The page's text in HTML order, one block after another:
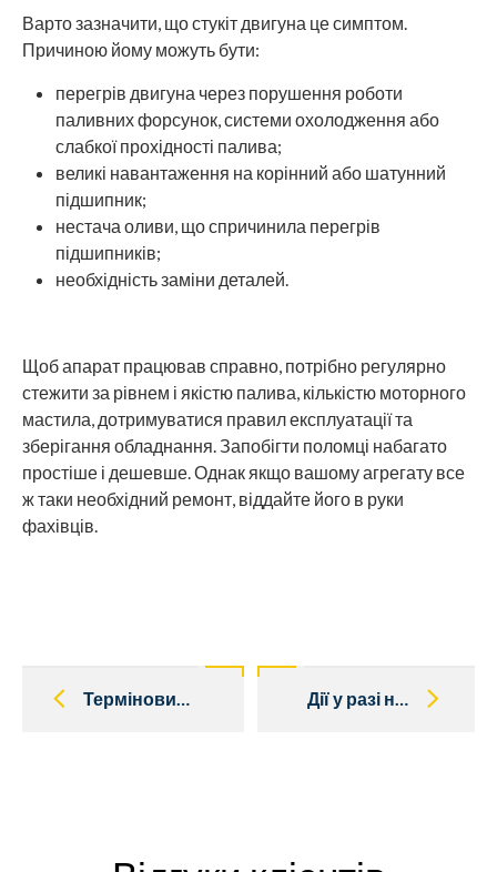
Варто зазначити, що стукіт двигуна це симптом.
Причиною йому можуть бути:
перегрів двигуна через порушення роботи
паливних форсунок, системи охолодження або
слабкої прохідності палива;
великі навантаження на корінний або шатунний
підшипник;
нестача оливи, що спричинила перегрів
підшипників;
необхідність заміни деталей.
Щоб апарат працював справно, потрібно регулярно
стежити за рівнем і якістю палива, кількістю моторного
мастила, дотримуватися правил експлуатації та
зберігання обладнання. Запобігти поломці набагато
простіше і дешевше. Однак якщо вашому агрегату все
ж таки необхідний ремонт, віддайте його в руки
фахівців.
navigation
Терміновий ремонт дизельних генераторів Дії у разі незапуску генератора